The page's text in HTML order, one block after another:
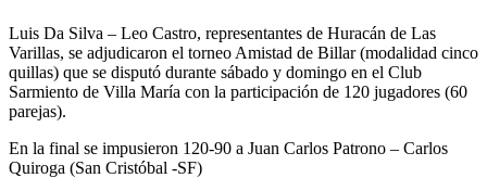
Luis Da Silva – Leo Castro, representantes de Huracán de Las
Varillas, se adjudicaron el torneo Amistad de Billar (modalidad cinco
quillas) que se disputó durante sábado y domingo en el Club
Sarmiento de Villa María con la participación de 120 jugadores (60
parejas).
En la final se impusieron 120-90 a Juan Carlos Patrono – Carlos
Quiroga (San Cristóbal -SF)